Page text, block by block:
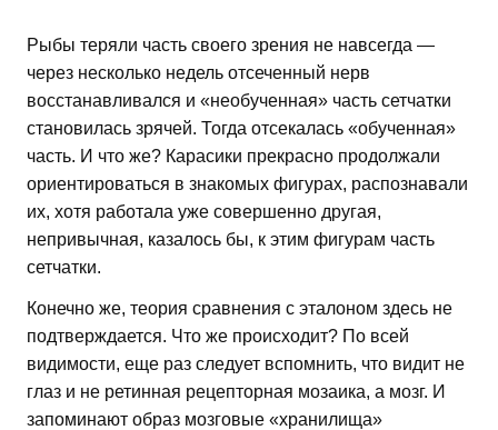
Рыбы теряли часть своего зрения не навсегда —
через несколько недель отсеченный нерв
восстанавливался и «необученная» часть сетчатки
становилась зрячей. Тогда отсекалась «обученная»
часть. И что же? Карасики прекрасно продолжали
ориентироваться в знакомых фигурах, распознавали
их, хотя работала уже совершенно другая,
непривычная, казалось бы, к этим фигурам часть
сетчатки.
Конечно же, теория сравнения с эталоном здесь не
подтверждается. Что же происходит? По всей
видимости, еще раз следует вспомнить, что видит не
глаз и не ретинная рецепторная мозаика, а мозг. И
запоминают образ мозговые «хранилища»